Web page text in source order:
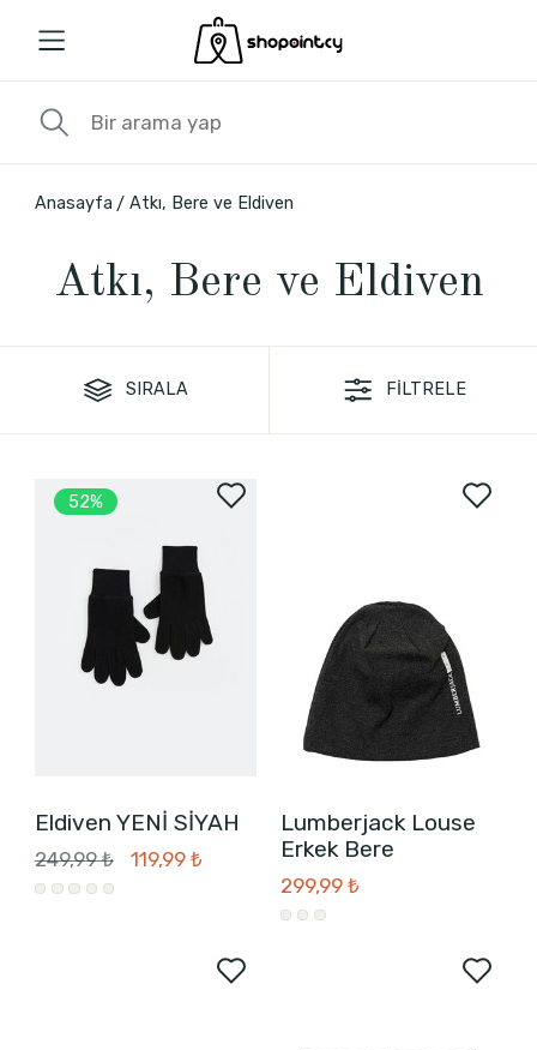
Anasayfa Atkı, Bere ve Eldiven
Atkı, Bere ve Eldiven
SIRALA FİLTRELE
52%
Eldiven YENİ SİYAH
249,99 ₺ 119,99 ₺
Lumberjack Louse
Erkek Bere
299,99 ₺